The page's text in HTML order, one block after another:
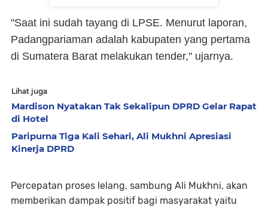
"Saat ini sudah tayang di LPSE. Menurut laporan,
Padangpariaman adalah kabupaten yang pertama
di Sumatera Barat melakukan tender," ujarnya.
Lihat juga
Mardison Nyatakan Tak Sekalipun DPRD Gelar Rapat
di Hotel
Paripurna Tiga Kali Sehari, Ali Mukhni Apresiasi
Kinerja DPRD
Percepatan proses lelang, sambung Ali Mukhni, akan
memberikan dampak positif bagi masyarakat yaitu